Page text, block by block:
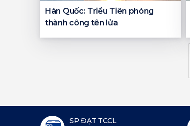
Hàn Quốc: Triều Tiên phóng
thành công tên lửa
SP ĐẠT TCCL